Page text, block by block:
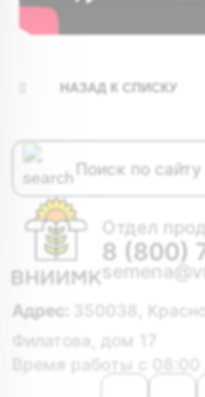
НАЗАД К СПИСКУ
Отдел
8 (800)
Адрес:
350038,
Филатова, дом 17
Время работы с 08:00